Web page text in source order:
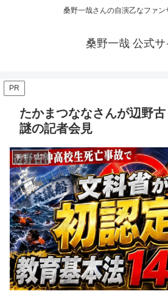
桑野一哉さんの自演乙なファン
桑野一哉 公式サ
PR
たかまつななさんが辺野
謎の記者会見
事件・犯罪